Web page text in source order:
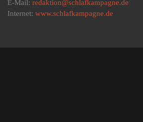
E-Mail: redaktion@schlafkampagne.de
Internet: www.schlafkampagne.de